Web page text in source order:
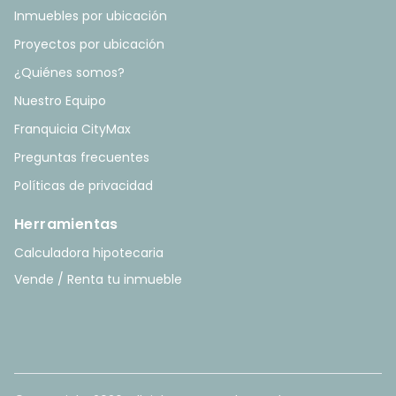
Inmuebles por ubicación
Proyectos por ubicación
¿Quiénes somos?
Nuestro Equipo
Franquicia CityMax
Preguntas frecuentes
Políticas de privacidad
Herramientas
Calculadora hipotecaria
Vende / Renta tu inmueble